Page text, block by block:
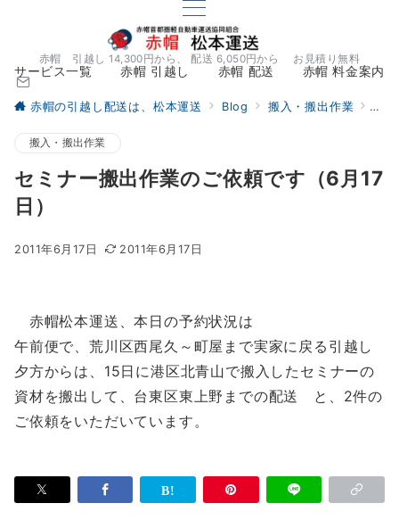
赤帽 引越し 14,300円から、 配送 6,050円から お見積り無料
サービス一覧 赤帽 引越し 赤帽 配送 赤帽 料金案内
赤帽の引越し配送は、松本運送 Blog 搬入・搬出作業 セ
搬入・搬出作業
セミナー搬出作業のご依頼です（6月17
日）
2011年6月17日 2011年6月17日
赤帽松本運送、本日の予約状況は
午前便で、荒川区西尾久～町屋まで実家に戻る引越し
夕方からは、15日に港区北青山で搬入したセミナーの
資材を搬出して、台東区東上野までの配送 と、2件の
ご依頼をいただいています。